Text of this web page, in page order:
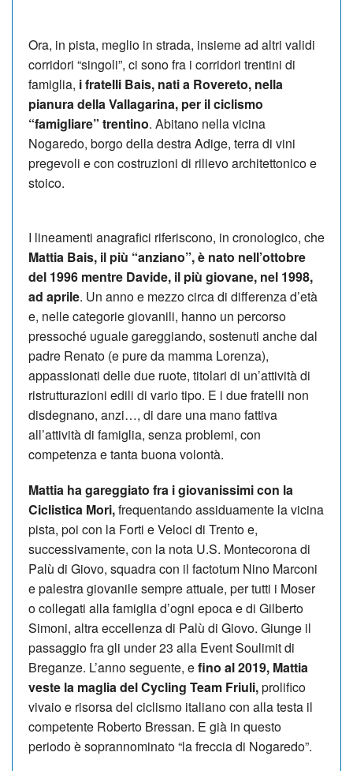
Ora, in pista, meglio in strada, insieme ad altri validi
corridori “singoli”, ci sono fra i corridori trentini di
famiglia, i fratelli Bais, nati a Rovereto, nella
pianura della Vallagarina, per il ciclismo
“famigliare” trentino. Abitano nella vicina
Nogaredo, borgo della destra Adige, terra di vini
pregevoli e con costruzioni di rilievo architettonico e
stoico.
I lineamenti anagrafici riferiscono, in cronologico, che
Mattia Bais, il più “anziano”, è nato nell’ottobre
del 1996 mentre Davide, il più giovane, nel 1998,
ad aprile. Un anno e mezzo circa di differenza d’età
e, nelle categorie giovanili, hanno un percorso
pressoché uguale gareggiando, sostenuti anche dal
padre Renato (e pure da mamma Lorenza),
appassionati delle due ruote, titolari di un’attività di
ristrutturazioni edili di vario tipo. E i due fratelli non
disdegnano, anzi…, di dare una mano fattiva
all’attività di famiglia, senza problemi, con
competenza e tanta buona volontà.
Mattia ha gareggiato fra i giovanissimi con la
Ciclistica Mori,frequentando assiduamente la vicina
pista, poi con la Forti e Veloci di Trento e,
successivamente, con la nota U.S. Montecorona di
Palù di Giovo, squadra con il factotum Nino Marconi
e palestra giovanile sempre attuale, per tutti i Moser
o collegati alla famiglia d’ogni epoca e di Gilberto
Simoni, altra eccellenza di Palù di Giovo. Giunge il
passaggio fra gli under 23 alla Event Soulimit di
Breganze. L’anno seguente, efino al 2019, Mattia
veste la maglia del Cycling Team Friuli,prolifico
vivaio e risorsa del ciclismo italiano con alla testa il
competente Roberto Bressan. E già in questo
periodo è soprannominato “la freccia di Nogaredo”.